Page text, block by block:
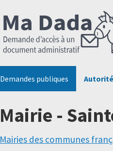
Demandes publiques
Mairie -
Mairies des communes